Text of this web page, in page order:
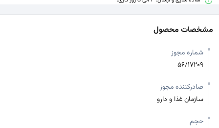
مشخصات محصول
شماره مجوز
56/17209
صادرکننده مجوز
سازمان غذا و دارو
حجم